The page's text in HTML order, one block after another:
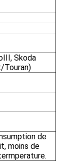
Skoda
de
moins de